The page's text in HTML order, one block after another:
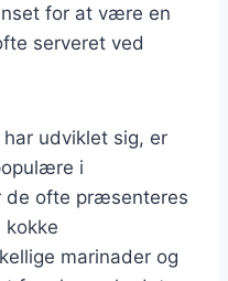
for at være en
serveret ved
udviklet sig, er
i
de ofte præsenteres
kokke
marinader og